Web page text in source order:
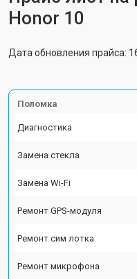
Honor 10
Дата обновления прайса:
Поломка
Диагностика
Замена стекла
Замена Wi-Fi
Ремонт GPS-модуля
Ремонт сим лотка
Ремонт микрофона